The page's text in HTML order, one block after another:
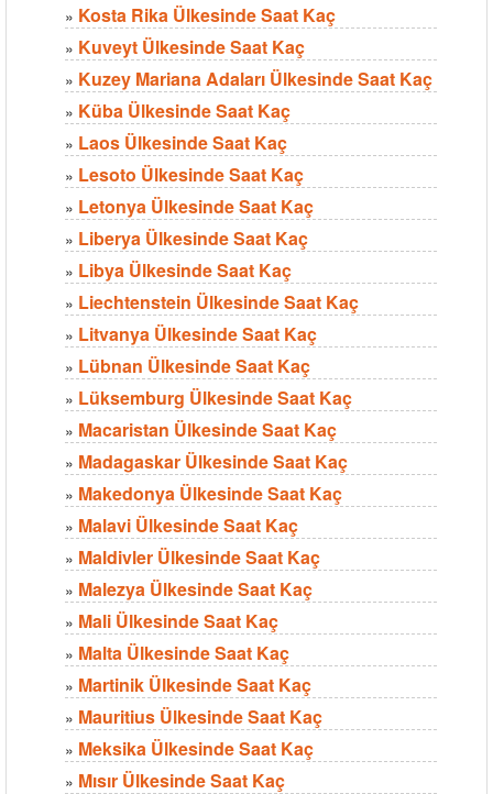
» Kosta Rika Ülkesinde Saat Kaç
» Kuveyt Ülkesinde Saat Kaç
» Kuzey Mariana Adaları Ülkesinde Saat Kaç
» Küba Ülkesinde Saat Kaç
» Laos Ülkesinde Saat Kaç
» Lesoto Ülkesinde Saat Kaç
» Letonya Ülkesinde Saat Kaç
» Liberya Ülkesinde Saat Kaç
» Libya Ülkesinde Saat Kaç
» Liechtenstein Ülkesinde Saat Kaç
» Litvanya Ülkesinde Saat Kaç
» Lübnan Ülkesinde Saat Kaç
» Lüksemburg Ülkesinde Saat Kaç
» Macaristan Ülkesinde Saat Kaç
» Madagaskar Ülkesinde Saat Kaç
» Makedonya Ülkesinde Saat Kaç
» Malavi Ülkesinde Saat Kaç
» Maldivler Ülkesinde Saat Kaç
» Malezya Ülkesinde Saat Kaç
» Mali Ülkesinde Saat Kaç
» Malta Ülkesinde Saat Kaç
» Martinik Ülkesinde Saat Kaç
» Mauritius Ülkesinde Saat Kaç
» Meksika Ülkesinde Saat Kaç
» Mısır Ülkesinde Saat Kaç